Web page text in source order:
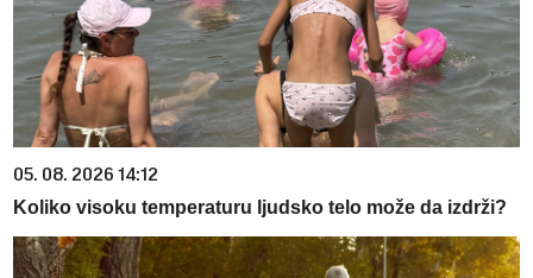
05. 08. 2026 14:12
Koliko visoku temperaturu ljudsko telo može da izdrži?